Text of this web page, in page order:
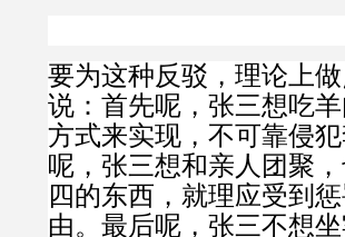
要为这种反驳，理论上
说：首先呢，张三想吃
方式来实现，不可靠侵
呢，张三想和亲人团聚
四的东西，就理应受到
由。最后呢，张三不想